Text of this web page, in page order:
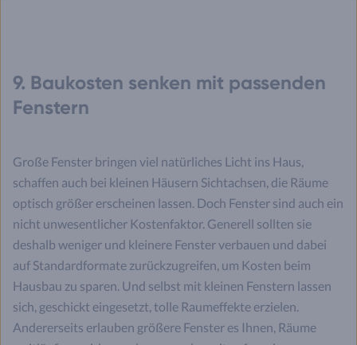
9. Baukosten senken mit passenden
Fenstern
Große Fenster bringen viel natürliches Licht ins Haus,
schaffen auch bei kleinen Häusern Sichtachsen, die Räume
optisch größer erscheinen lassen. Doch Fenster sind auch ein
nicht unwesentlicher Kostenfaktor. Generell sollten sie
deshalb weniger und kleinere Fenster verbauen und dabei
auf Standardformate zurückzugreifen, um Kosten beim
Hausbau zu sparen. Und selbst mit kleinen Fenstern lassen
sich, geschickt eingesetzt, tolle Raumeffekte erzielen.
Andererseits erlauben größere Fenster es Ihnen, Räume